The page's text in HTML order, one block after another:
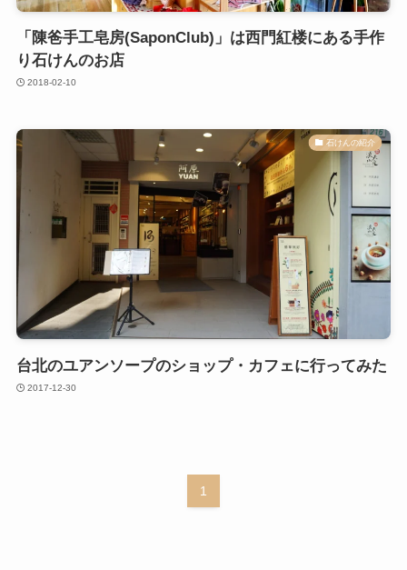
「陳爸手工皂房(SaponClub)」は西門紅楼にある手作
り石けんのお店
2018-02-10
石けんの紹介
台北のユアンソープのショップ・カフェに行ってみた
2017-12-30
1